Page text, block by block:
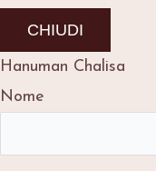
CHIUDI
Hanuman Chalisa
Nome